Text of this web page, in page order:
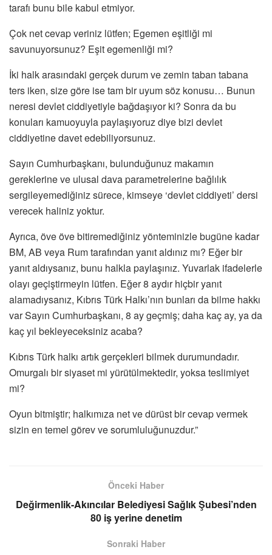
tarafı bunu bile kabul etmiyor.
Çok net cevap veriniz lütfen; Egemen eşitliği mi
savunuyorsunuz? Eşit egemenliği mi?
İki halk arasındaki gerçek durum ve zemin taban tabana
ters iken, size göre ise tam bir uyum söz konusu… Bunun
neresi devlet ciddiyetiyle bağdaşıyor ki? Sonra da bu
konuları kamuoyuyla paylaşıyoruz diye bizi devlet
ciddiyetine davet edebiliyorsunuz.
Sayın Cumhurbaşkanı, bulunduğunuz makamın
gereklerine ve ulusal dava parametrelerine bağlılık
sergileyemediğiniz sürece, kimseye ‘devlet ciddiyeti’ dersi
verecek haliniz yoktur.
Ayrıca, öve öve bitiremediğiniz yönteminizle bugüne kadar
BM, AB veya Rum tarafından yanıt aldınız mı? Eğer bir
yanıt aldıysanız, bunu halkla paylaşınız. Yuvarlak ifadelerle
olayı geçiştirmeyin lütfen. Eğer 8 aydır hiçbir yanıt
alamadıysanız, Kıbrıs Türk Halkı’nın bunları da bilme hakkı
var Sayın Cumhurbaşkanı, 8 ay geçmiş; daha kaç ay, ya da
kaç yıl bekleyeceksiniz acaba?
Kıbrıs Türk halkı artık gerçekleri bilmek durumundadır.
Omurgalı bir siyaset mi yürütülmektedir, yoksa teslimiyet
mi?
Oyun bitmiştir; halkımıza net ve dürüst bir cevap vermek
sizin en temel görev ve sorumluluğunuzdur.”
Önceki Haber
Değirmenlik-Akıncılar Belediyesi Sağlık Şubesi’nden
80 iş yerine denetim
Sonraki Haber